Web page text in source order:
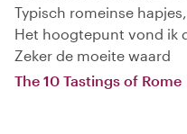
Typisch romeinse
Het hoogtepunt vond ik
Zeker de moeite waard
The 10 Tastings of Rome